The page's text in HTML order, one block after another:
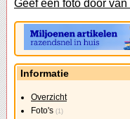
Geef een foto door
Informatie
Overzicht
Foto's (1)